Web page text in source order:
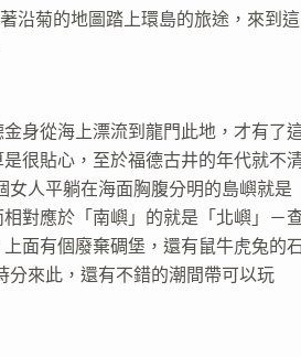
沿菊的地圖踏上環島的旅途，來到這
身從海上漂流到龍門此地，才有了
很貼心，至於福德古井的年代就不
人平躺在海面胸腹分明的島嶼就是
對應於「南嶼」的就是「北嶼」－
面有個廢棄碉堡，還有鼠牛虎兔的
分來此，還有不錯的潮間帶可以玩